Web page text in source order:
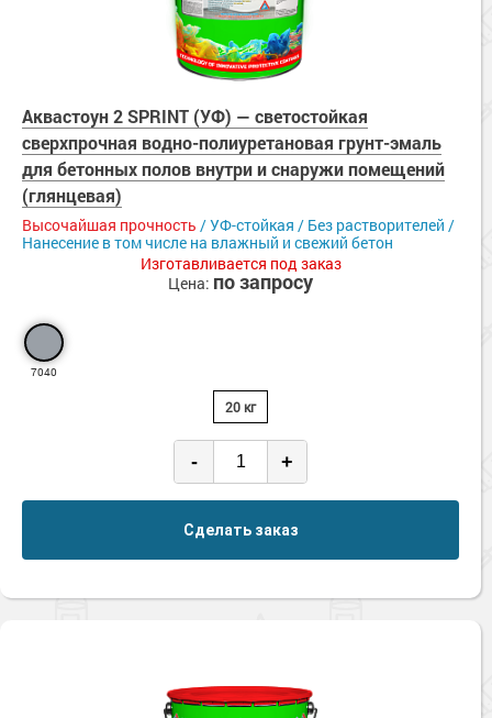
Аквастоун 2 SPRINT (УФ) — светостойкая
сверхпрочная водно-полиуретановая грунт-эмаль
для бетонных полов внутри и снаружи помещений
(глянцевая)
Высочайшая прочность / УФ-стойкая / Без растворителей /
Нанесение в том числе на влажный и свежий бетон
Изготавливается под заказ
Цена: по запросу
7040
20 кг
- +
Сделать заказ